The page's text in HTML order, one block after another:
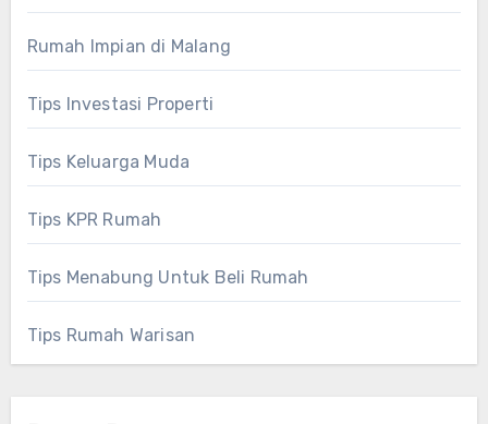
Rumah Impian di Malang
Tips Investasi Properti
Tips Keluarga Muda
Tips KPR Rumah
Tips Menabung Untuk Beli Rumah
Tips Rumah Warisan